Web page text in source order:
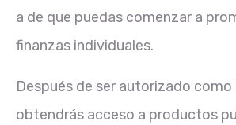
a de que puedas comenzar a
finanzas individuales.
Después de ser autorizado como
obtendrás acceso a productos